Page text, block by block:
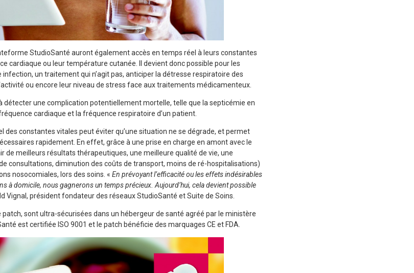
StudioSanté auront également accès en temps réel à leurs constantes
cardiaque ou leur température cutanée. Il devient donc possible pour les
un traitement qui n’agit pas, anticiper la détresse respiratoire des
ou encore leur niveau de stress face aux traitements médicamenteux.
détecter une complication potentiellement mortelle, telle que la septicémie en
cardiaque et la fréquence respiratoire d’un patient.
des constantes vitales peut éviter qu’une situation ne se dégrade, et permet
rapidement. En effet, grâce à une prise en charge en amont avec le
de meilleurs résultats thérapeutiques, une meilleure qualité de vie, une
consultations, diminution des coûts de transport, moins de ré-hospitalisations)
nosocomiales, lors des soins. « En prévoyant l’efficacité ou les effets indésirables
à domicile, nous gagnerons un temps précieux. Aujourd’hui, cela devient possible
Vignal, président fondateur des réseaux StudioSanté et Suite de Soins.
sont ultra-sécurisées dans un hébergeur de santé agréé par le ministère
est certifiée ISO 9001 et le patch bénéficie des marquages CE et FDA.